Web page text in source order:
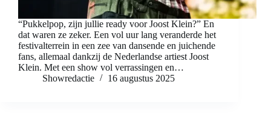
“Pukkelpop, zijn jullie ready voor Joost Klein?” En
dat waren ze zeker. Een vol uur lang veranderde het
festivalterrein in een zee van dansende en juichende
fans, allemaal dankzij de Nederlandse artiest Joost
Klein. Met een show vol verrassingen en…
Showredactie
16 augustus 2025